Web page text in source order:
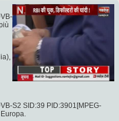
S2 SID:39 PID:3901[MPEG-